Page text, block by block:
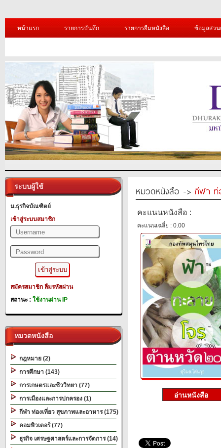
หน้าแรก รายการบันทึก รายการยืมหนังสือ ข้อมูลส่ว
ระบบผู้ใช้
ม.ธุรกิจบัณฑิตย์
เข้าสู่ระบบสมาชิก
สมัครสมาชิก ลืมรหัสผ่าน
สถานะ : ใช้งานผ่าน IP
หมวดหนังสือ
กฎหมาย (2)
การศึกษา (143)
การเกษตรและชีววิทยา (77)
การเมืองและการปกครอง (1)
กีฬา ท่องเที่ยว สุขภาพและอาหาร (175)
คอมพิวเตอร์ (77)
ธุรกิจ เศรษฐศาสตร์และการจัดการ (14)
หมวดหนังสือ -> กีฬา ท่
คะแนนหนังสือ :
คะแนนเฉลี่ย : 0.00